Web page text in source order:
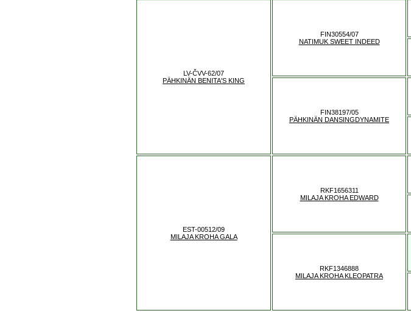
LV-ČVV-62/07
PÄHKINÄN BENITA'S KING
FIN30554/07
NATIMUK SWEET INDEED
FIN38197/05
PÄHKINÄN DANSINGDYNAMITE
EST-00512/09
MILAJA KROHA GALA
RKF1656311
MILAJA KROHA EDWARD
RKF1346888
MILAJA KROHA KLEOPATRA